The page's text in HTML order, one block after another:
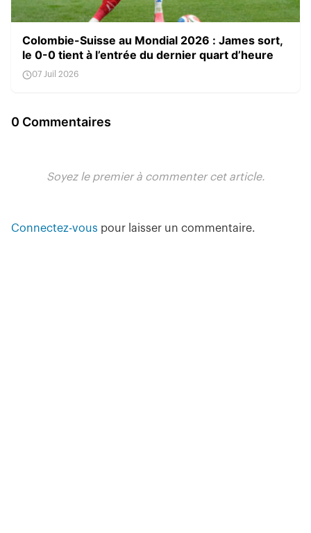
Colombie-Suisse au Mondial 2026 : James sort,
le 0-0 tient à l’entrée du dernier quart d’heure
07 Juil 2026
0 Commentaires
Soyez le premier à commenter cet article.
Connectez-vous pour laisser un commentaire.